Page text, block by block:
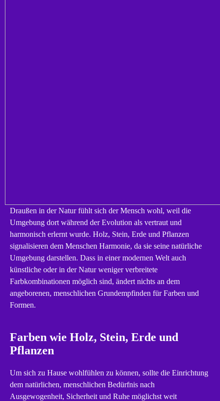
Draußen in der Natur fühlt sich der Mensch wohl, weil die
Umgebung dort während der Evolution als vertraut und
harmonisch erlernt wurde. Holz, Stein, Erde und Pflanzen
signalisieren dem Menschen Harmonie, da sie seine natürliche
Umgebung darstellen. Dass in einer modernen Welt auch
künstliche oder in der Natur weniger verbreitete
Farbkombinationen möglich sind, ändert nichts an dem
angeborenen, menschlichen Grundempfinden für Farben und
Formen.
Farben wie Holz, Stein, Erde und
Pflanzen
Um sich zu Hause wohlfühlen zu können, sollte die Einrichtung
dem natürlichen, menschlichen Bedürfnis nach
Ausgewogenheit, Sicherheit und Ruhe möglichst weit